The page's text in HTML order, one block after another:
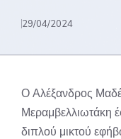
29/04/2024
Ο Αλέξανδρος
Μεραμβελλιωτάκη
διπλού μικτού